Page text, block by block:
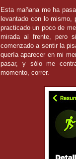
Esta mañana me ha
levantado con lo
practicado un poco de
mirada al frente, pero
comenzado a sentir la
quería aparecer en mi
pasar, y sólo me
momento, correr.